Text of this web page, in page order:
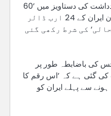
مہر کے مطابق مفاہمتی یادداشت کی دستاویز میں ’60
روزہ مذاکراتی دور کے دوران ایران کے 24 ارب ڈالر
کی شرط رکھی گئی
کی باضابطہ طور پر
گئی ہے کہ ’اس رقم کا
سے پہلے ایران کو